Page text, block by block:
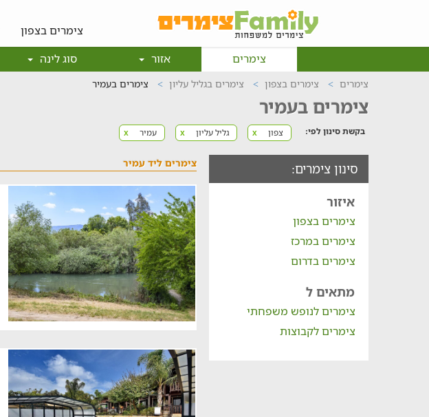
צימרים בצפון
צימרים
אזור סוג לינה
צימרים צימרים בצפון צימרים בגליל עליון צימרים בעמיר
צימרים בעמיר
בקשת סינון לפי: x צפון x גליל עליון x עמיר
סינון צימרים:
איזור
צימרים בצפון
צימרים במרכז
צימרים בדרום
מתאים ל
צימרים לנופש משפחתי
צימרים לקבוצות
צימרים ליד עמיר